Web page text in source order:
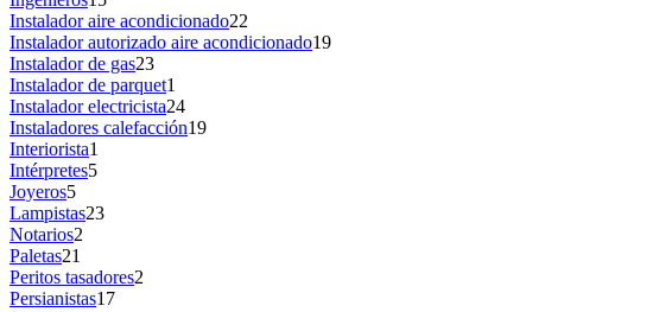
Instalador aire acondicionado22
Instalador autorizado aire acondicionado19
Instalador de gas23
Instalador de parquet1
Instalador electricista24
Instaladores calefacción19
Interiorista1
Intérpretes5
Joyeros5
Lampistas23
Notarios2
Paletas21
Peritos tasadores2
Persianistas17